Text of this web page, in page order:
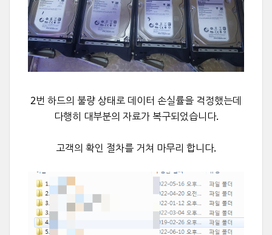
2번 하드의 불량 상태로 데이터 손실률을 걱정했는데
다행히 대부분의 자료가 복구되었습니다.
고객의 확인 절차를 거쳐 마무리 합니다.